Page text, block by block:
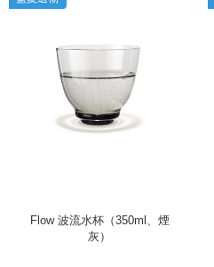
Flow 波流水杯（350ml、煙
灰）